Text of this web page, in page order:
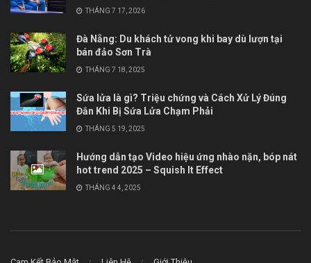
THÁNG 7 17, 2026
Đà Nẵng: Du khách tử vong khi bay dù lượn tại
bán đảo Sơn Trà
THÁNG 7 18, 2025
Sứa lửa là gì? Triệu chứng và Cách Xử Lý Đúng
Đắn Khi Bị Sứa Lửa Chạm Phải
THÁNG 5 19, 2025
Hướng dẫn tạo Video hiệu ứng nhào nặn, bóp nát
hot trend 2025 – Squish It Effect
THÁNG 4 4, 2025